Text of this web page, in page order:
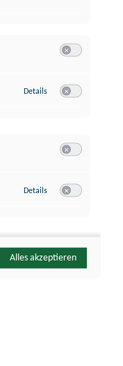
Details zu Google Analytics
Details zu YouTube
Alles akzeptieren